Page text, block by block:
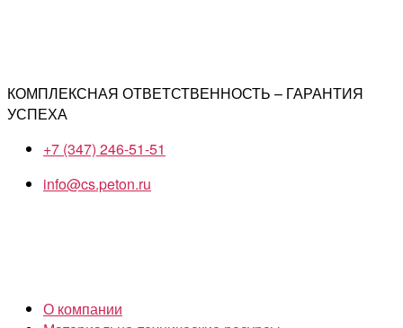
КОМПЛЕКСНАЯ ОТВЕТСТВЕННОСТЬ – ГАРАНТИЯ
УСПЕХА
+7 (347) 246-51-51
info@cs.peton.ru
О компании